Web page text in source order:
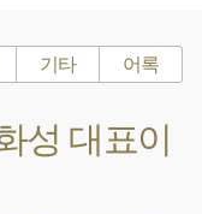
기타 어록
성 대표이